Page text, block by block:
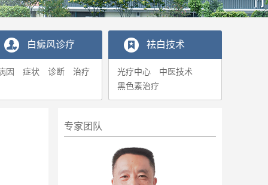
白癜风诊疗
因 症状 诊断 治疗
袪白技术
光疗中心
中医技术
黑色素治疗
专家团队